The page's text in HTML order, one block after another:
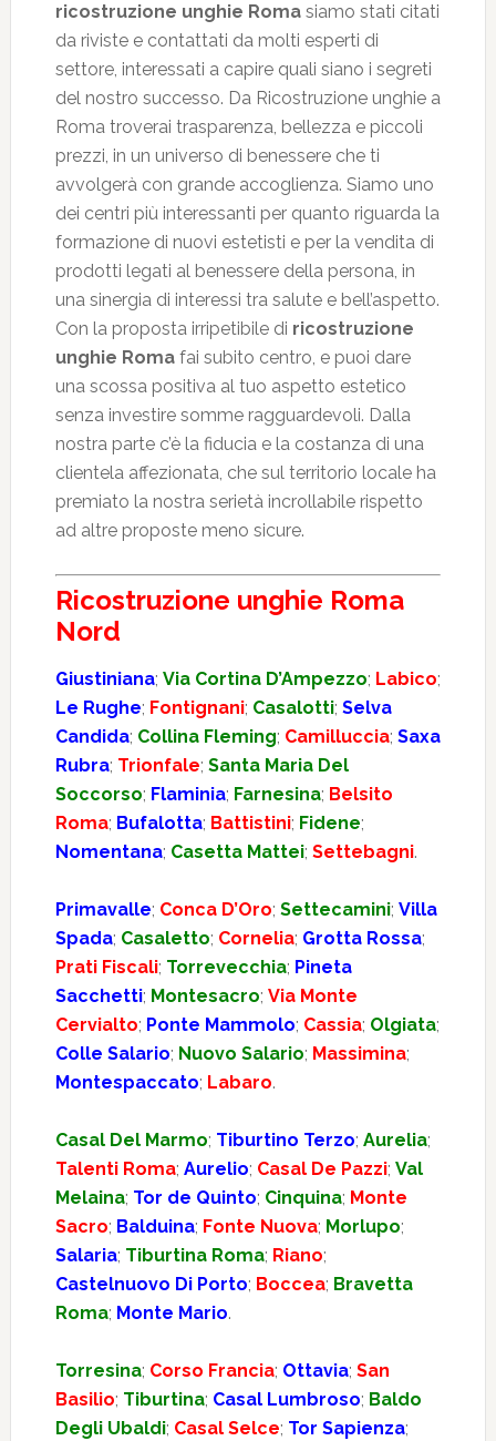
ricostruzione unghie Roma siamo stati citati
da riviste e contattati da molti esperti di
settore, interessati a capire quali siano i segreti
del nostro successo. Da Ricostruzione unghie a
Roma troverai trasparenza, bellezza e piccoli
prezzi, in un universo di benessere che ti
avvolgerà con grande accoglienza. Siamo uno
dei centri più interessanti per quanto riguarda la
formazione di nuovi estetisti e per la vendita di
prodotti legati al benessere della persona, in
una sinergia di interessi tra salute e bell’aspetto.
Con la proposta irripetibile di ricostruzione
unghie Roma fai subito centro, e puoi dare
una scossa positiva al tuo aspetto estetico
senza investire somme ragguardevoli. Dalla
nostra parte c’è la fiducia e la costanza di una
clientela affezionata, che sul territorio locale ha
premiato la nostra serietà incrollabile rispetto
ad altre proposte meno sicure.
Ricostruzione unghie Roma
Nord
Giustiniana; Via Cortina D’Ampezzo; Labico;
Le Rughe; Fontignani; Casalotti; Selva
Candida; Collina Fleming; Camilluccia; Saxa
Rubra; Trionfale; Santa Maria Del
Soccorso; Flaminia; Farnesina; Belsito
Roma; Bufalotta; Battistini; Fidene;
Nomentana; Casetta Mattei; Settebagni.
Primavalle; Conca D’Oro; Settecamini; Villa
Spada; Casaletto; Cornelia; Grotta Rossa;
Prati Fiscali; Torrevecchia; Pineta
Sacchetti; Montesacro; Via Monte
Cervialto; Ponte Mammolo; Cassia; Olgiata;
Colle Salario; Nuovo Salario; Massimina;
Montespaccato; Labaro.
Casal Del Marmo; Tiburtino Terzo; Aurelia;
Talenti Roma; Aurelio; Casal De Pazzi; Val
Melaina; Tor de Quinto; Cinquina; Monte
Sacro; Balduina; Fonte Nuova; Morlupo;
Salaria; Tiburtina Roma; Riano;
Castelnuovo Di Porto; Boccea; Bravetta
Roma; Monte Mario.
Torresina; Corso Francia; Ottavia; San
Basilio; Tiburtina; Casal Lumbroso; Baldo
Degli Ubaldi; Casal Selce; Tor Sapienza;